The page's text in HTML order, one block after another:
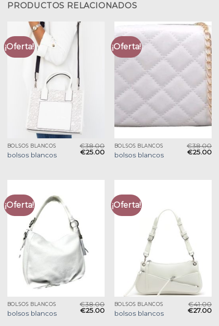
PRODUCTOS RELACIONADOS
¡Oferta!
BOLSOS BLANCOS
bolsos blancos
€38.00
€25.00
¡Oferta!
BOLSOS BLANCOS
bolsos blancos
€38.00
€25.00
¡Oferta!
BOLSOS BLANCOS
bolsos blancos
€38.00
€25.00
¡Oferta!
BOLSOS BLANCOS
bolsos blancos
€41.00
€27.00